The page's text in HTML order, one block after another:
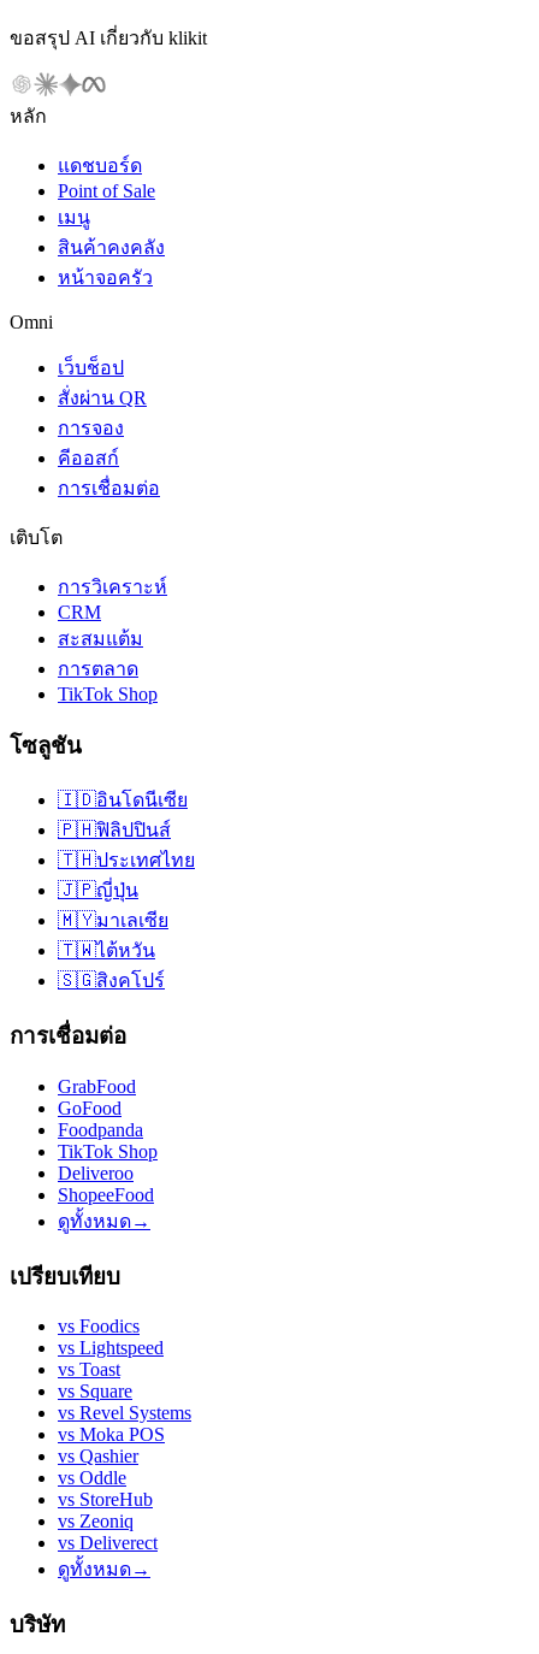
ขอสรุป AI เกี่ยวกับ klikit
หลัก
แดชบอร์ด
Point of Sale
เมนู
สินค้าคงคลัง
หน้าจอครัว
Omni
เว็บช็อป
สั่งผ่าน QR
การจอง
คีออสก์
การเชื่อมต่อ
เติบโต
การวิเคราะห์
CRM
สะสมแต้ม
การตลาด
TikTok Shop
โซลูชัน
🇮🇩อินโดนีเซีย
🇵🇭ฟิลิปปินส์
🇹🇭ประเทศไทย
🇯🇵ญี่ปุ่น
🇲🇾มาเลเซีย
🇹🇼ไต้หวัน
🇸🇬สิงคโปร์
การเชื่อมต่อ
GrabFood
GoFood
Foodpanda
TikTok Shop
Deliveroo
ShopeeFood
ดูทั้งหมด→
เปรียบเทียบ
vs Foodics
vs Lightspeed
vs Toast
vs Square
vs Revel Systems
vs Moka POS
vs Qashier
vs Oddle
vs StoreHub
vs Zeoniq
vs Deliverect
ดูทั้งหมด→
บริษัท